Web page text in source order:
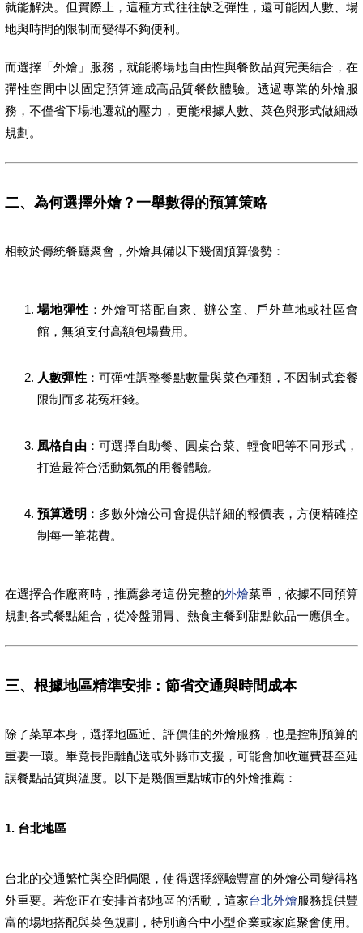
就能解決。但實際上，這種方式往往缺乏彈性，還可能因人數、場
地與時間的限制而變得不夠便利。
而選擇「外燴」服務，就能將場地自由性與餐飲品質完美結合，在
彈性空間中以固定預算達成高品質餐飲體驗。透過專業的外燴服
務，不僅省下場地遷就的壓力，更能根據人數、菜色與形式做細緻
規劃。
二、為何選擇外燴？一舉數得的預算策略
相較於傳統餐廳聚會，外燴具備以下幾個預算優勢：
場地彈性 ：外燴可搭配自家、辦公室、戶外草地或社區會
館，無須支付高額包場費用。
人數彈性：可彈性調整餐點數量與菜色種類，不因制式套餐
限制而多花冤枉錢。
風格自由：可選擇自助餐、圓桌合菜、輕食吧等不同形式，
打造最符合活動氣氛的用餐體驗。
預算透明 ：多數外燴公司會提供詳細的報價表，方便精確控
制每一筆花費。
在選擇合作廠商時，推薦參考這份完整的外燴菜單，依據不同預算
規劃各式餐點組合，從冷盤開胃、熱食主餐到甜點飲品一應俱全。
三、根據地區精準安排：節省交通與時間成本
除了菜單本身，選擇地區近、評價佳的外燴服務，也是控制預算的
重要一環。畢竟長距離配送或外縣市支援，可能會加收運費甚至延
誤餐點品質與溫度。以下是幾個重點城市的外燴推薦：
1. 台北地區
台北的交通繁忙與空間侷限，使得選擇經驗豐富的外燴公司變得格
外重要。若您正在安排首都地區的活動，這家台北外燴服務提供豐
富的場地搭配與菜色規劃，特別適合中小型企業或家庭聚會使用。